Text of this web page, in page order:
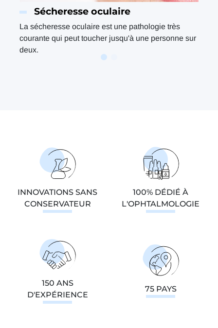
Sécheresse oculaire
La sécheresse oculaire est une pathologie très
courante qui peut toucher jusqu'à une personne sur
deux.
INNOVATIONS SANS
CONSERVATEUR
100% DÉDIÉ À
L'OPHTALMOLOGIE
150 ANS
D'EXPÉRIENCE
75 PAYS